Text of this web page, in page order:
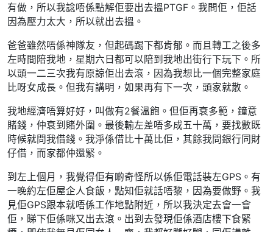
有做，所以我諗唔係點解佢要出去搵PTGF。我問佢，佢話
因為壓力太大，所以就出去搵。
爸爸雖然唔係神隊友，但起碼踢下都肯郁。而且轉工之後多
左時間陪我地，星期六日都可以陪到我地出街行下玩下。所
以頭一二三次我有原諒佢出去滾，因為我想比一個完整家庭
比呀女成長。但我有講明，如果再有下一次，頭家就散。
我地經濟唔算好好，叫做有2餐溫飽。但佢再衰多範，鐘意
賭錢，仲衰到賭外圍。最後輸左差唔多成五十萬，要找數既
時候就問我借錢。我淨係借比十萬比佢，其餘我問銀行同財
仔借，而家都仲還緊。
到左上個月，我覺得佢有啲奇怪所以係佢電話裝左GPS。有
一晚約左佢屋企人食飯，點知佢就話唔黎，因為要做野。我
見佢GPS跟本就唔係工作地點附近，所以我決定去會一會
佢，睇下佢係咪又出去滾。出到去發現佢係酒店樓下食緊